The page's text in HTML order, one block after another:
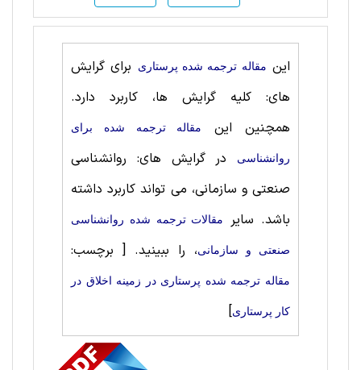
این مقاله ترجمه شده پرستاری
برای گرایش
های: کلیه گرایش ها، کاربرد دارد.
همچنین این
مقاله ترجمه شده برای
روانشناسی
در گرایش های: روانشناسی‌
صنعتی ‌و سازمانی، می تواند کاربرد داشته
باشد. سایر
مقالات ترجمه شده روانشناسی‌
صنعتی ‌و سازمانی، را ببینید. [ برچسب:
مقاله ترجمه شده پرستاری در زمینه اخلاق در
کار پرستاری]